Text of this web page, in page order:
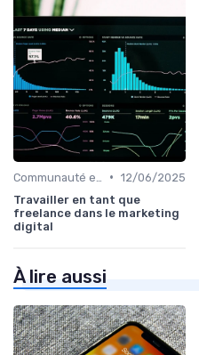
• 12/06/2025
Travailler en tant que
freelance dans le marketing
digital
À lire aussi